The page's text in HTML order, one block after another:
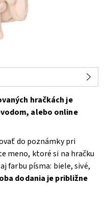
hračkách je
alebo online
do poznámky pri
meno, ktoré si na hračku
farbu písma: biele, sivé,
dodania je približne